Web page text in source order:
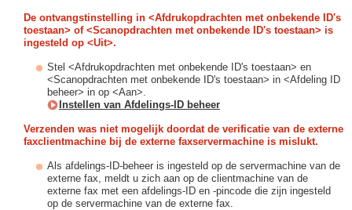
De ontvangstinstelling in <Afdrukopdrachten met onbekende ID's
toestaan> of <Scanopdrachten met onbekende ID's toestaan> is
ingesteld op <Uit>.
Stel <Afdrukopdrachten met onbekende ID's toestaan> en
<Scanopdrachten met onbekende ID's toestaan> in <Afdeling ID
beheer> in op <Aan>.
Instellen van Afdelings-ID beheer
Verzenden was niet mogelijk doordat de verificatie van de externe
faxclientmachine bij de externe faxservermachine is mislukt.
Als afdelings-ID-beheer is ingesteld op de servermachine van de
externe fax, meldt u zich aan op de clientmachine van de
externe fax met een afdelings-ID en -pincode die zijn ingesteld
op de servermachine van de externe fax.